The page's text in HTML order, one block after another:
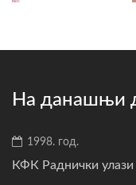
На данашњи
1998. год.
КФК Раднички улази